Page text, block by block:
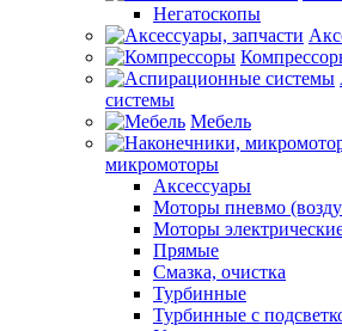
Негатоскопы
системы
Мебель
микромоторы
Аксессуары
Моторы пневмо
Моторы
Прямые
Смазка, очистка
Турбинные
Турбинные с